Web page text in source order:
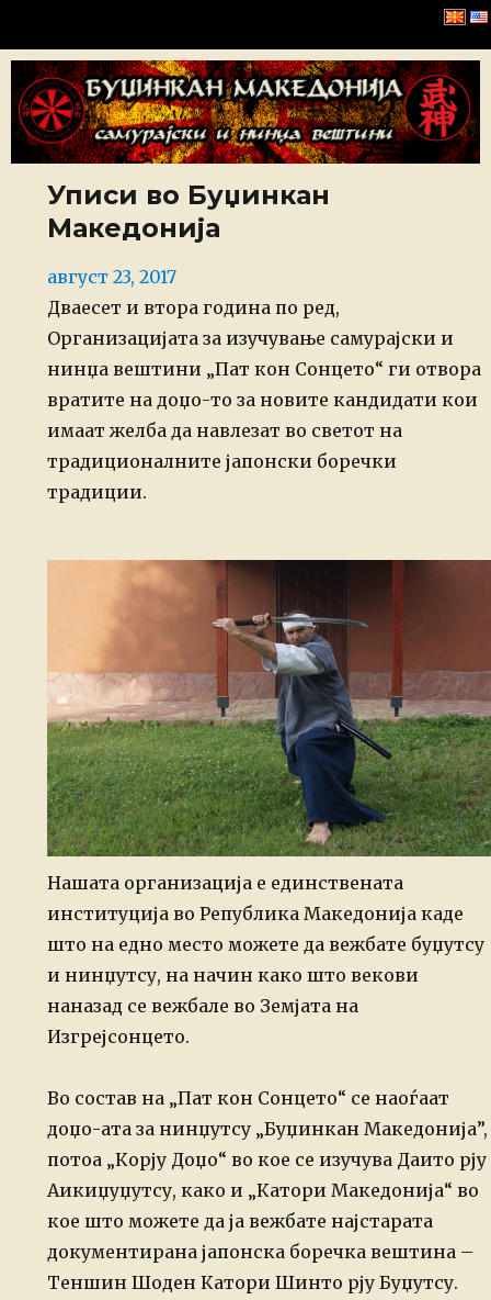
Буџинкан Македонија
Уписи во Буџинкан
Македонија
Posted
on
август 23, 2017
Дваесет и втора година по ред,
Организацијата за изучување самурајски и
нинџа вештини „Пат кон Сонцето“ ги отвора
вратите на доџо-то за новите кандидати кои
имаат желба да навлезат во светот на
традиционалните јапонски боречки
традиции.
Нашата организација е единствената
институција во Република Македонија каде
што на едно место можете да вежбате буџутсу
и нинџутсу, на начин како што векови
наназад се вежбале во Земјата на
Изгрејсонцето.
Во состав на „Пат кон Сонцето“ се наоѓаат
доџо-ата за нинџутсу „Буџинкан Македонија”,
потоа „Корју Доџо“ во кое се изучува Даито рју
Аикиџуџутсу, како и „Катори Македонија“ во
кое што можете да ја вежбате најстарата
документирана јапонска боречка вештина –
Теншин Шоден Катори Шинто рју Буџутсу.